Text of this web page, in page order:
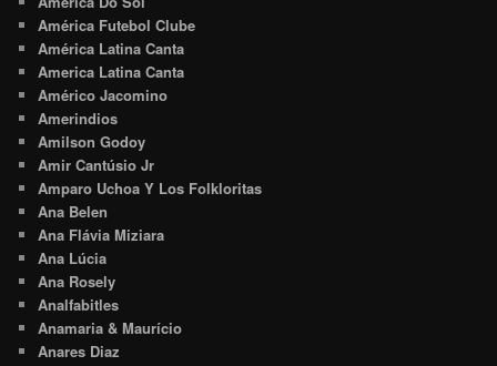
América Futebol Clube
América Latina Canta
America Latina Canta
Américo Jacomino
Amerindios
Amilson Godoy
Amir Cantúsio Jr
Amparo Uchoa Y Los Folkloritas
Ana Belen
Ana Flávia Miziara
Ana Lúcia
Ana Rosely
Analfabitles
Anamaria & Maurício
Anares Diaz